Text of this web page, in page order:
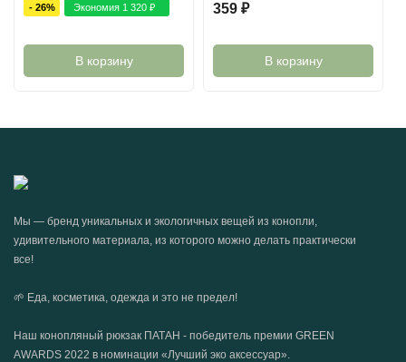
- 26% Экономия 1 320 ₽
В корзину
359 ₽
В корзину
Мы — бренд уникальных и экологичных вещей из конопли,
удивительного материала, из которого можно делать практически
все!
🌱 Еда, косметика, одежда и это не предел!
Наш конопляный рюкзак ПАТАН - победитель премии GREEN
AWARDS 2022 в номинации «Лучший эко аксессуар».